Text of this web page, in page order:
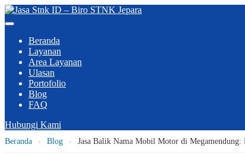
Beranda
Layanan
Area Layanan
Ulasan
Portofolio
Blog
FAQ
Hubungi Kami
Beranda › Blog › Jasa Balik Nama Mobil Motor di